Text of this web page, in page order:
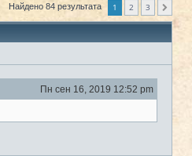
Найдено 84 результата 1 2 3
Пн сен 16, 2019 12:52 pm